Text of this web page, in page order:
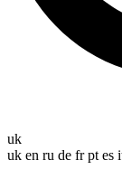
uk
uk en ru de frpt es